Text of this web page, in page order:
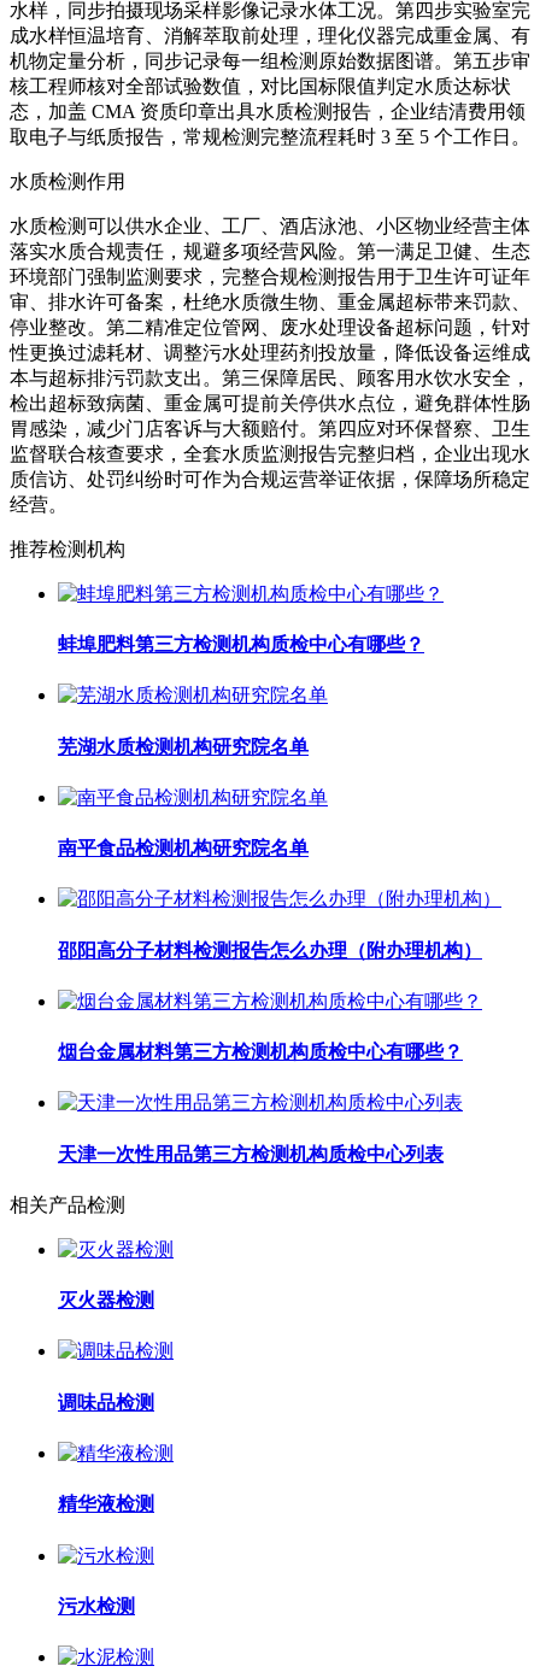
水样，同步拍摄现场采样影像记录水体工况。第四步实验室完
成水样恒温培育、消解萃取前处理，理化仪器完成重金属、有
机物定量分析，同步记录每一组检测原始数据图谱。第五步审
核工程师核对全部试验数值，对比国标限值判定水质达标状
态，加盖 CMA 资质印章出具水质检测报告，企业结清费用领
取电子与纸质报告，常规检测完整流程耗时 3 至 5 个工作日。
水质检测作用
水质检测可以供水企业、工厂、酒店泳池、小区物业经营主体
落实水质合规责任，规避多项经营风险。第一满足卫健、生态
环境部门强制监测要求，完整合规检测报告用于卫生许可证年
审、排水许可备案，杜绝水质微生物、重金属超标带来罚款、
停业整改。第二精准定位管网、废水处理设备超标问题，针对
性更换过滤耗材、调整污水处理药剂投放量，降低设备运维成
本与超标排污罚款支出。第三保障居民、顾客用水饮水安全，
检出超标致病菌、重金属可提前关停供水点位，避免群体性肠
胃感染，减少门店客诉与大额赔付。第四应对环保督察、卫生
监督联合核查要求，全套水质监测报告完整归档，企业出现水
质信访、处罚纠纷时可作为合规运营举证依据，保障场所稳定
经营。
推荐检测机构
蚌埠肥料第三方检测机构质检中心有哪些？
芜湖水质检测机构研究院名单
南平食品检测机构研究院名单
邵阳高分子材料检测报告怎么办理（附办理机构）
烟台金属材料第三方检测机构质检中心有哪些？
天津一次性用品第三方检测机构质检中心列表
相关产品检测
灭火器检测
调味品检测
精华液检测
污水检测